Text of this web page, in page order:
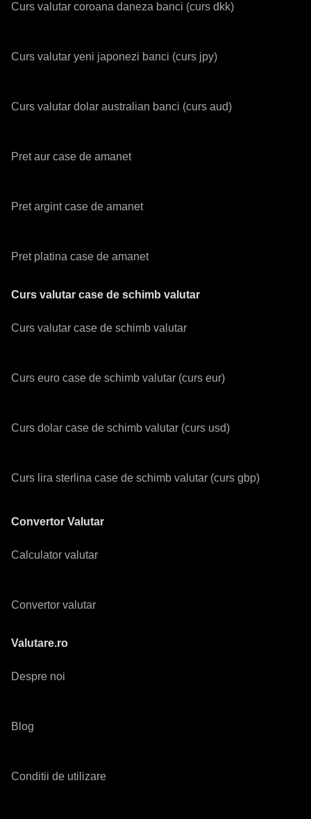
Curs valutar coroana daneza banci (curs dkk)
Curs valutar yeni japonezi banci (curs jpy)
Curs valutar dolar australian banci (curs aud)
Pret aur case de amanet
Pret argint case de amanet
Pret platina case de amanet
Curs valutar case de schimb valutar
Curs valutar case de schimb valutar
Curs euro case de schimb valutar (curs eur)
Curs dolar case de schimb valutar (curs usd)
Curs lira sterlina case de schimb valutar (curs gbp)
Convertor Valutar
Calculator valutar
Convertor valutar
Valutare.ro
Despre noi
Blog
Conditii de utilizare